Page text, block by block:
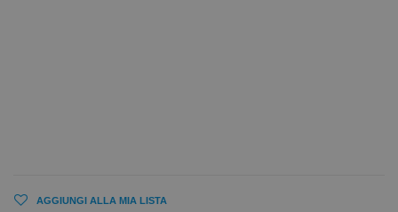
AGGIUNGI ALLA MIA LISTA